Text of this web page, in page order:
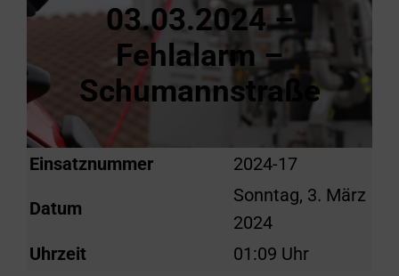
03.03.2024 –
Fehlalarm –
Schumannstraße
Einsatznummer 2024-17
Datum
Sonntag, 3. März
2024
Uhrzeit
01:09 Uhr